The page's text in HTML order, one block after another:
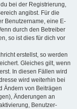
bei der Registrierung,
angibst. Für die
Benutzername, eine E-
durch den Betreiber
so ist dies für dich vor
erstellst, so werden
Gleiches gilt, wenn
In diesen Fällen wird
wird weiterhin bei
Ändern von Beiträgen
Änderungen an
Benutzer-